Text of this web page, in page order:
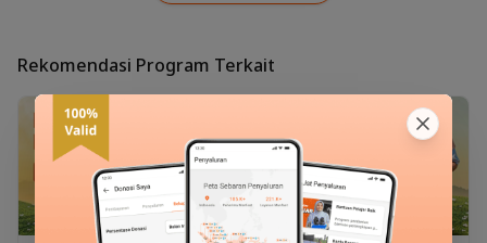
Rekomendasi Program Terkait